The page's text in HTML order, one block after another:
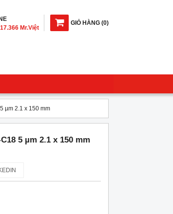
GIỎ HÀNG (0)
Mr.Việt
µm 2.1 x 150 mm
5 µm 2.1 x 150 mm